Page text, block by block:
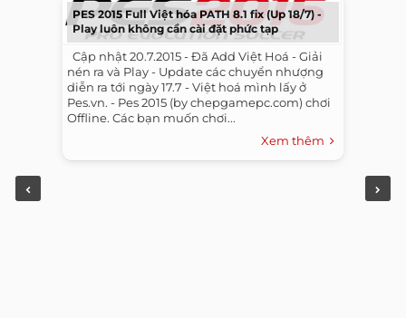
PES 2015 Full Việt hóa PATH 8.1 fix (Up 18/7) -
Play luôn không cần cài đặt phức tạp
​ ​ Cập nhật 20.7.2015 - Đã Add Việt Hoá - Giải
nén ra và Play - Update các chuyển nhượng
diễn ra tới ngày 17.7 - Việt hoá mình lấy ở
Pes.vn. - Pes 2015 (by chepgamepc.com) chơi
Offline. Các bạn muốn chơi...
Xem thêm